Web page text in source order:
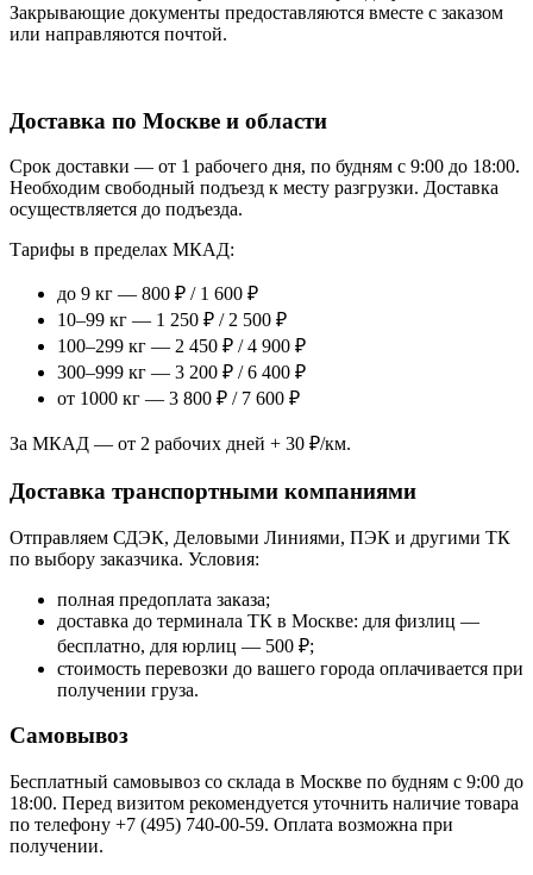
Закрывающие документы предоставляются вместе с заказом
или направляются почтой.
Доставка по Москве и области
Срок доставки — от 1 рабочего дня, по будням с 9:00 до 18:00.
Необходим свободный подъезд к месту разгрузки. Доставка
осуществляется до подъезда.
Тарифы в пределах МКАД:
до 9 кг — 800 ₽ / 1 600 ₽
10–99 кг — 1 250 ₽ / 2 500 ₽
100–299 кг — 2 450 ₽ / 4 900 ₽
300–999 кг — 3 200 ₽ / 6 400 ₽
от 1000 кг — 3 800 ₽ / 7 600 ₽
За МКАД — от 2 рабочих дней + 30 ₽/км.
Доставка транспортными компаниями
Отправляем СДЭК, Деловыми Линиями, ПЭК и другими ТК
по выбору заказчика. Условия:
полная предоплата заказа;
доставка до терминала ТК в Москве: для физлиц —
бесплатно, для юрлиц — 500 ₽;
стоимость перевозки до вашего города оплачивается при
получении груза.
Самовывоз
Бесплатный самовывоз со склада в Москве по будням с 9:00 до
18:00. Перед визитом рекомендуется уточнить наличие товара
по телефону +7 (495) 740-00-59. Оплата возможна при
получении.